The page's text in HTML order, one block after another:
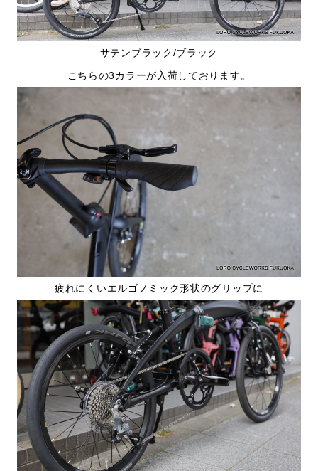
サテンブラック/ブラック
こちらの3カラーが入荷しております。
疲れにくいエルゴノミック形状のグリップに